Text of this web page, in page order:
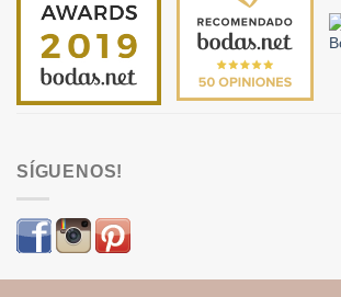
SÍGUENOS!